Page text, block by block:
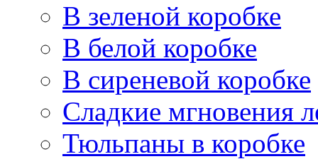
В зеленой коробке
В белой коробке
В сиреневой коробке
Сладкие мгновения
Тюльпаны в коробке